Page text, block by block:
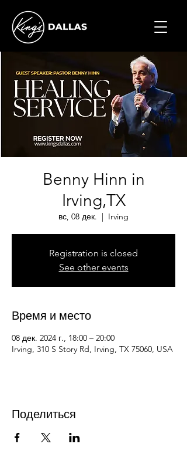
Benny Hinn in
Irving,TX
вс, 08 дек.
  |
Irving
Registration is closed
See other events
Время и место
08 дек. 2024 г., 18:00 – 20:00
Irving, 310 S Story Rd, Irving, TX 75060, USA
Поделиться